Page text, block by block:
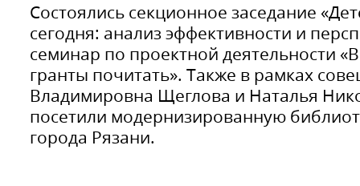
Состоялись секционное заседание
сегодня: анализ эффективности и
семинар по проектной деятельности
гранты почитать». Также в рамках
Владимировна Щеглова и Наталья
посетили модернизированную
города Рязани.